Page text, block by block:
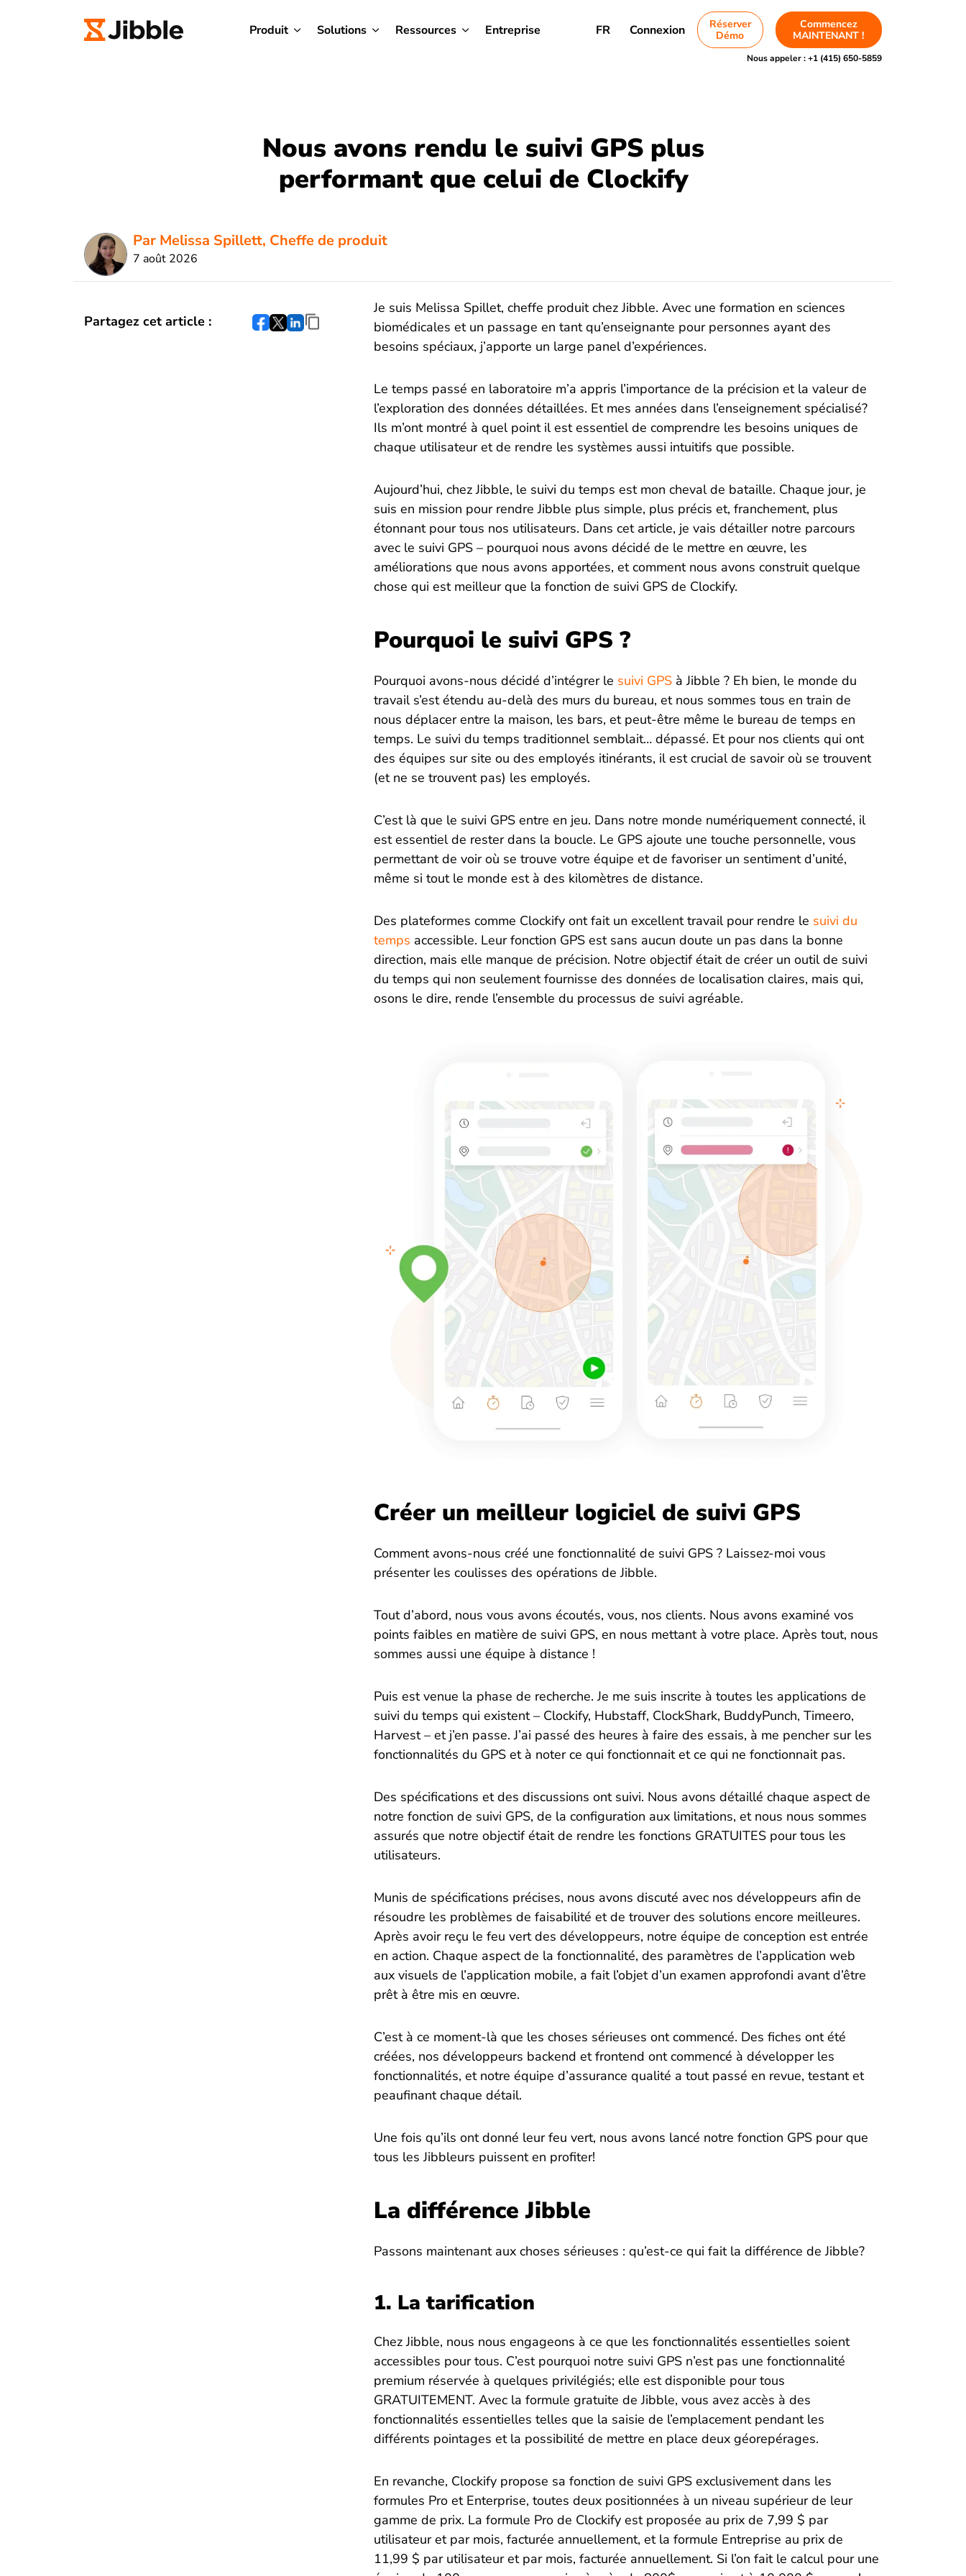
Produit Solutions Ressources Entreprise FR Connexion
Réserver
Démo
Commencez
MAINTENANT !
Nous appeler :+1 (415) 650-5859
Nous avons rendu le suivi GPS plus
performant que celui de Clockify
Par Melissa Spillett, Cheffe de produit
7 août 2026
Partagez cet article :
Je suis Melissa Spillet, cheffe produit chez Jibble. Avec une formation en sciences
biomédicales et un passage en tant qu’enseignante pour personnes ayant des
besoins spéciaux, j’apporte un large panel d’expériences.
Le temps passé en laboratoire m’a appris l’importance de la précision et la valeur de
l’exploration des données détaillées. Et mes années dans l’enseignement spécialisé?
Ils m’ont montré à quel point il est essentiel de comprendre les besoins uniques de
chaque utilisateur et de rendre les systèmes aussi intuitifs que possible.
Aujourd’hui, chez Jibble, le suivi du temps est mon cheval de bataille. Chaque jour, je
suis en mission pour rendre Jibble plus simple, plus précis et, franchement, plus
étonnant pour tous nos utilisateurs. Dans cet article, je vais détailler notre parcours
avec le suivi GPS – pourquoi nous avons décidé de le mettre en œuvre, les
améliorations que nous avons apportées, et comment nous avons construit quelque
chose qui est meilleur que la fonction de suivi GPS de Clockify.
Pourquoi le suivi GPS ?
Pourquoi avons-nous décidé d’intégrer le suivi GPSà Jibble ? Eh bien, le monde du
travail s’est étendu au-delà des murs du bureau, et nous sommes tous en train de
nous déplacer entre la maison, les bars, et peut-être même le bureau de temps en
temps. Le suivi du temps traditionnel semblait… dépassé. Et pour nos clients qui ont
des équipes sur site ou des employés itinérants, il est crucial de savoir où se trouvent
(et ne se trouvent pas) les employés.
C’est là que le suivi GPS entre en jeu. Dans notre monde numériquement connecté, il
est essentiel de rester dans la boucle. Le GPS ajoute une touche personnelle, vous
permettant de voir où se trouve votre équipe et de favoriser un sentiment d’unité,
même si tout le monde est à des kilomètres de distance.
Des plateformes comme Clockify ont fait un excellent travail pour rendre le suivi du
temps accessible. Leur fonction GPS est sans aucun doute un pas dans la bonne
direction, mais elle manque de précision. Notre objectif était de créer un outil de suivi
du temps qui non seulement fournisse des données de localisation claires, mais qui,
osons le dire, rende l’ensemble du processus de suivi agréable.
Créer un meilleur logiciel de suivi GPS
Comment avons-nous créé une fonctionnalité de suivi GPS ? Laissez-moi vous
présenter les coulisses des opérations de Jibble.
Tout d’abord, nous vous avons écoutés, vous, nos clients. Nous avons examiné vos
points faibles en matière de suivi GPS, en nous mettant à votre place. Après tout, nous
sommes aussi une équipe à distance !
Puis est venue la phase de recherche. Je me suis inscrite à toutes les applications de
suivi du temps qui existent – Clockify, Hubstaff, ClockShark, BuddyPunch, Timeero,
Harvest – et j’en passe. J’ai passé des heures à faire des essais, à me pencher sur les
fonctionnalités du GPS et à noter ce qui fonctionnait et ce qui ne fonctionnait pas.
Des spécifications et des discussions ont suivi. Nous avons détaillé chaque aspect de
notre fonction de suivi GPS, de la configuration aux limitations, et nous nous sommes
assurés que notre objectif était de rendre les fonctions GRATUITES pour tous les
utilisateurs.
Munis de spécifications précises, nous avons discuté avec nos développeurs afin de
résoudre les problèmes de faisabilité et de trouver des solutions encore meilleures.
Après avoir reçu le feu vert des développeurs, notre équipe de conception est entrée
en action. Chaque aspect de la fonctionnalité, des paramètres de l’application web
aux visuels de l’application mobile, a fait l’objet d’un examen approfondi avant d’être
prêt à être mis en œuvre.
C’est à ce moment-là que les choses sérieuses ont commencé. Des fiches ont été
créées, nos développeurs backend et frontend ont commencé à développer les
fonctionnalités, et notre équipe d’assurance qualité a tout passé en revue, testant et
peaufinant chaque détail.
Une fois qu’ils ont donné leur feu vert, nous avons lancé notre fonction GPS pour que
tous les Jibbleurs puissent en profiter!
La différence Jibble
Passons maintenant aux choses sérieuses : qu’est-ce qui fait la différence de Jibble?
1. La tarification
Chez Jibble, nous nous engageons à ce que les fonctionnalités essentielles soient
accessibles pour tous. C’est pourquoi notre suivi GPS n’est pas une fonctionnalité
premium réservée à quelques privilégiés; elle est disponible pour tous
GRATUITEMENT. Avec la formule gratuite de Jibble, vous avez accès à des
fonctionnalités essentielles telles que la saisie de l’emplacement pendant les
différents pointages et la possibilité de mettre en place deux géorepérages.
En revanche, Clockify propose sa fonction de suivi GPS exclusivement dans les
formules Pro et Enterprise, toutes deux positionnées à un niveau supérieur de leur
gamme de prix. La formule Pro de Clockify est proposée au prix de 7,99 $ par
utilisateur et par mois, facturée annuellement, et la formule Entreprise au prix de
11,99 $ par utilisateur et par mois, facturée annuellement. Si l’on fait le calcul pour une